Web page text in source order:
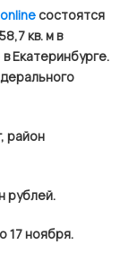
online состоятся
кв. м в
Екатеринбурге.
район
рублей.
17 ноября.